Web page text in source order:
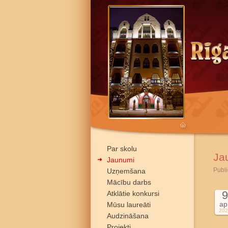
Par skolu
Jaunumi
Uzņemšana
Mācību darbs
Atklātie konkursi
Mūsu laureāti
Audzināšana
9